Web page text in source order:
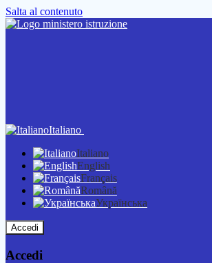
Salta al contenuto
Italiano
Italiano
English
Français
Română
Українська
Accedi
Accedi